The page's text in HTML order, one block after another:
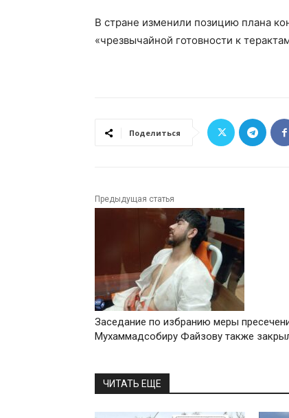
В стране изменили позицию плана
«чрезвычайной готовности к
Поделиться
Предыдущая статья
Заседание по избранию меры
Мухаммадсобиру Файзову также
ЧИТАТЬ ЕЩЕ